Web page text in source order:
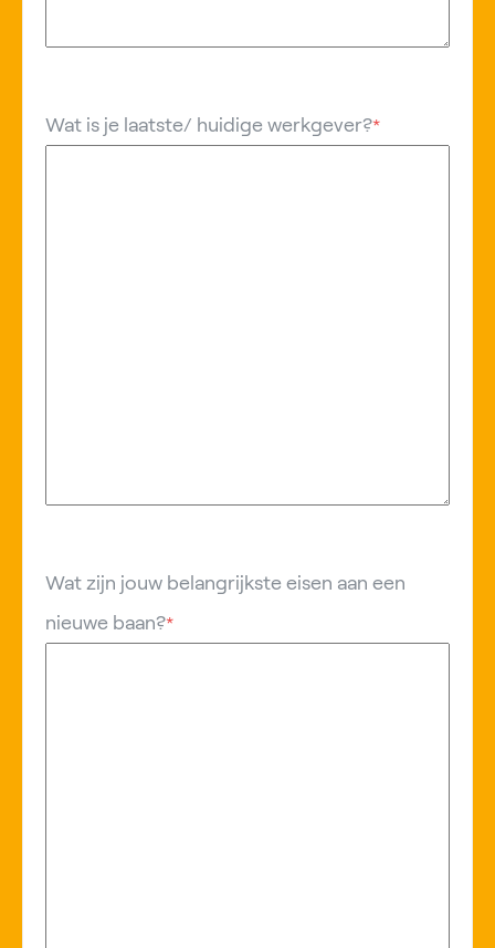
Wat is je laatste/ huidige werkgever?*
Wat zijn jouw belangrijkste eisen aan een
nieuwe baan?*